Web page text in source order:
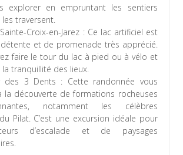
explorer en empruntant les sentiers
traversent.
Croix-en-Jarez : Ce lac artificiel est
et de promenade très apprécié.
faire le tour du lac à pied ou à vélo et
tranquillité des lieux.
des 3 Dents : Cette randonnée vous
la découverte de formations rocheuses
notamment les célèbres
Pilat. C’est une excursion idéale pour
d’escalade et de paysages